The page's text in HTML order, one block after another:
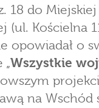
18 do Miejskiej
(ul. Kościelna
opowiadał o
„Wszystkie
na Wschód